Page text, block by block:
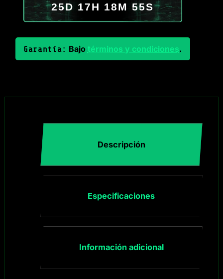
25D 17H 18M 54S
Garantía: Bajo términos y condiciones.
Descripción
Especificaciones
Información adicional